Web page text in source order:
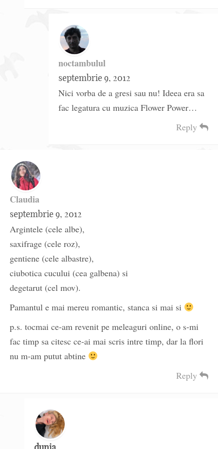
noctambulul
septembrie 9, 2012
Nici vorba de a gresi sau nu! Ideea era sa
fac legatura cu muzica Flower Power…
Reply
Claudia
septembrie 9, 2012
Argintele (cele albe),
saxifrage (cele roz),
gentiene (cele albastre),
ciubotica cucului (cea galbena) si
degetarut (cel mov).
Pamantul e mai mereu romantic, stanca si mai si
p.s. tocmai ce-am revenit pe meleaguri online, o s-mi
fac timp sa citesc ce-ai mai scris intre timp, dar la flori
nu m-am putut abtine
Reply